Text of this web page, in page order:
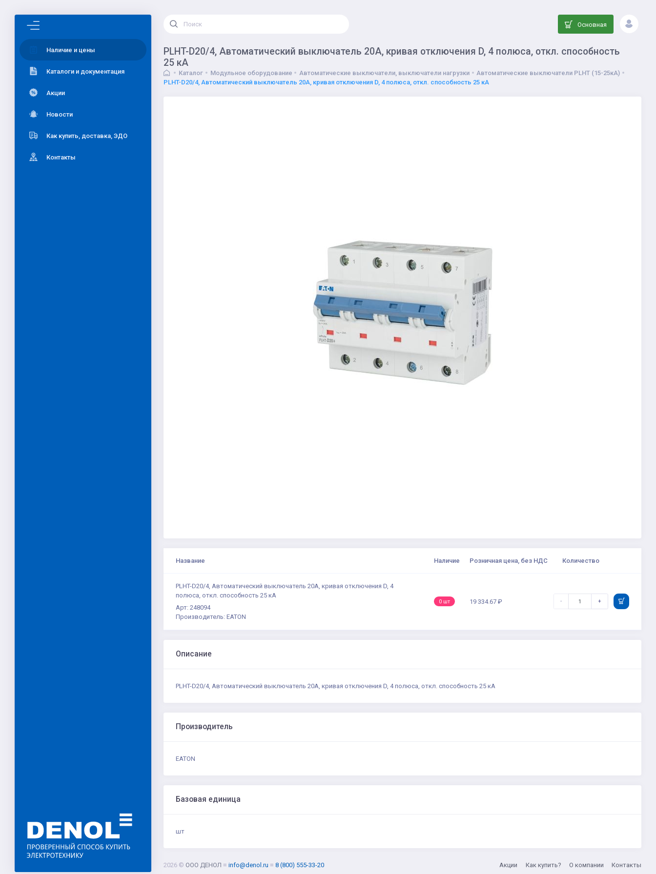
Наличие и цены
Каталоги и документация
Акции
Новости
Как купить, доставка, ЭДО
Контакты
Основная
PLHT-D20/4, Автоматический выключатель 20А, кривая отключения D, 4 полюса, откл. способность
25 кА
Каталог Модульное оборудование Автоматические выключатели, выключатели нагрузки
Автоматические выключатели PLHT (15-25кА)
PLHT-D20/4, Автоматический выключатель 20А, кривая отключения D, 4 полюса, откл. способность 25 кА
Название Наличие Розничная цена, без НДС Количество
PLHT-D20/4, Автоматический выключатель 20А, кривая отключения D, 4
полюса, откл. способность 25 кА
Арт: 248094
Производитель: EATON
0 шт 19 334.67 ₽ - +
Описание
PLHT-D20/4, Автоматический выключатель 20А, кривая отключения D, 4 полюса, откл. способность 25 кА
Производитель
EATON
Базовая единица
шт
2026 © ООО ДЕНОЛ ≡ info@denol.ru ≡ 8 (800) 555-33-20 Акции Как купить? О компании Контакты